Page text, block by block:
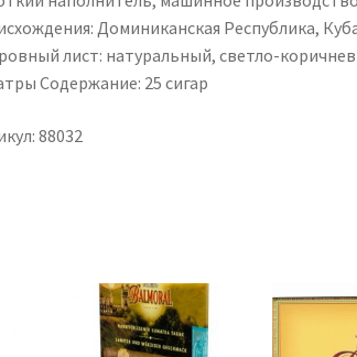
Доминиканская Республика,
лист: натуральный, светло-
Содержание: 25 сигар
88032